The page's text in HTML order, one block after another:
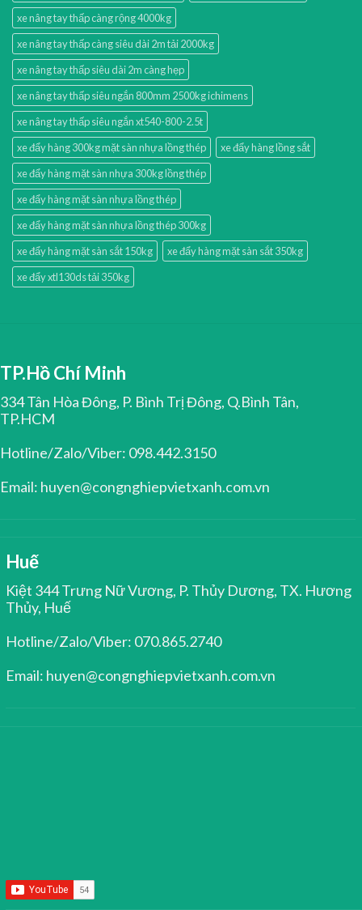
xe nâng tay thấp càng rộng 4000kg
xe nâng tay thấp càng siêu dài 2m tải 2000kg
xe nâng tay thấp siêu dài 2m càng hẹp
xe nâng tay thấp siêu ngắn 800mm 2500kg ichimens
xe nâng tay thấp siêu ngắn xt540-800-2.5t
xe đẩy hàng 300kg mặt sàn nhựa lồng thép
xe đẩy hàng lồng sắt
xe đẩy hàng mặt sàn nhựa 300kg lồng thép
xe đẩy hàng mặt sàn nhựa lồng thép
xe đẩy hàng mặt sàn nhựa lồng thép 300kg
xe đẩy hàng mặt sàn sắt 150kg
xe đẩy hàng mặt sàn sắt 350kg
xe đẩy xtl130ds tải 350kg
TP.Hồ Chí Minh
334 Tân Hòa Đông, P. Bình Trị Đông, Q.Bình Tân,
TP.HCM
Hotline/Zalo/Viber: 098.442.3150
Email: huyen@congnghiepvietxanh.com.vn
Huế
Kiệt 344 Trưng Nữ Vương, P. Thủy Dương, TX. Hương
Thủy, Huế
Hotline/Zalo/Viber: 070.865.2740
Email: huyen@congnghiepvietxanh.com.vn